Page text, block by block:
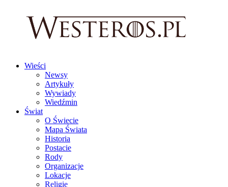
Wieści
Newsy
Artykuły
Wywiady
Wiedźmin
Świat
O Świecie
Mapa Świata
Historia
Postacie
Rody
Organizacje
Lokacje
Religie